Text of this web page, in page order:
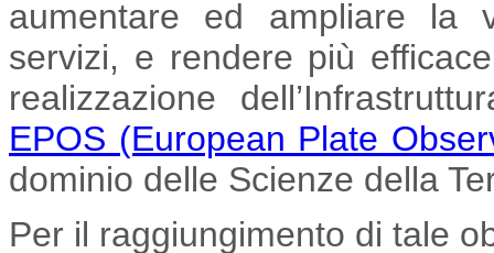
aumentare ed ampliare la
servizi, e rendere più
realizzazione
EPOS (European Plate
dominio delle Scienze della
Per il raggiungimento di tale